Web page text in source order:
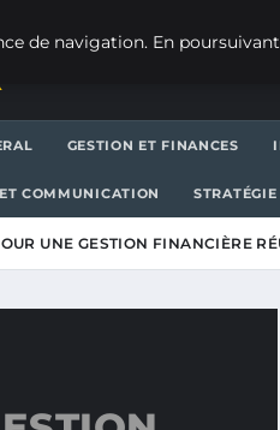
GESTION ET FINANCES
COMMUNICATION
UNE GESTION FINANCIÈRE
de navigation. En